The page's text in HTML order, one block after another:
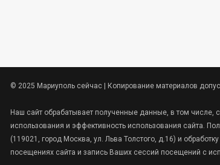
© 2025 Мариуполь сейчас | Копирование материалов
Наш сайт обрабатывает полученные данные, в том числе,
использования и эффективность использования сайта.
(119021, город Москва, ул. Льва Толстого, д.16) и
посещениях сайта и запись Ваших сессий посещений с